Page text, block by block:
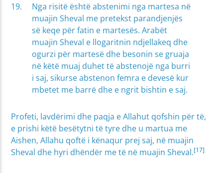
Nga risitë është abstenimi nga martesa në
muajin Sheval me pretekst parandjenjës
së keqe për fatin e martesës. Arabët
muajin Sheval e llogaritnin ndjellakeq dhe
ogurzi për martesë dhe besonin se gruaja
në këtë muaj duhet të abstenojë nga burri
i saj, sikurse abstenon femra e devesë kur
mbetet me barrë dhe e ngrit bishtin e saj.
Profeti, lavdërimi dhe paqja e Allahut qofshin për të,
e prishi këtë besëtytni të tyre dhe u martua me
Aishen, Allahu qoftë i kënaqur prej saj, në muajin
Sheval dhe hyri dhëndër me të në muajin Sheval.[17]